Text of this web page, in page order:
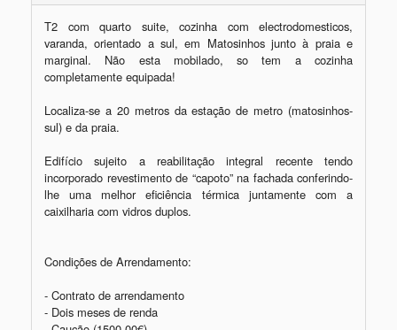
T2 com quarto suite, cozinha com electrodomesticos,
varanda, orientado a sul, em Matosinhos junto à praia e
marginal. Não esta mobilado, so tem a cozinha
completamente equipada!
Localiza-se a 20 metros da estação de metro (matosinhos-
sul) e da praia.
Edifício sujeito a reabilitação integral recente tendo
incorporado revestimento de “capoto” na fachada conferindo-
lhe uma melhor eficiência térmica juntamente com a
caixilharia com vidros duplos.
Condições de Arrendamento:
- Contrato de arrendamento
- Dois meses de renda